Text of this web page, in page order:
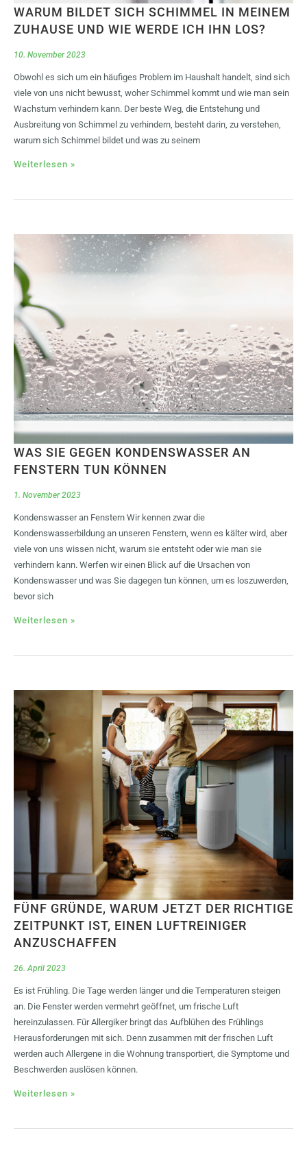
WARUM BILDET SICH SCHIMMEL IN MEINEM
ZUHAUSE UND WIE WERDE ICH IHN LOS?
10. November 2023
Obwohl es sich um ein häufiges Problem im Haushalt handelt, sind sich
viele von uns nicht bewusst, woher Schimmel kommt und wie man sein
Wachstum verhindern kann. Der beste Weg, die Entstehung und
Ausbreitung von Schimmel zu verhindern, besteht darin, zu verstehen,
warum sich Schimmel bildet und was zu seinem
Weiterlesen »
WAS SIE GEGEN KONDENSWASSER AN
FENSTERN TUN KÖNNEN
1. November 2023
Kondenswasser an Fenstern Wir kennen zwar die
Kondenswasserbildung an unseren Fenstern, wenn es kälter wird, aber
viele von uns wissen nicht, warum sie entsteht oder wie man sie
verhindern kann. Werfen wir einen Blick auf die Ursachen von
Kondenswasser und was Sie dagegen tun können, um es loszuwerden,
bevor sich
Weiterlesen »
FÜNF GRÜNDE, WARUM JETZT DER RICHTIGE
ZEITPUNKT IST, EINEN LUFTREINIGER
ANZUSCHAFFEN
26. April 2023
Es ist Frühling. Die Tage werden länger und die Temperaturen steigen
an. Die Fenster werden vermehrt geöffnet, um frische Luft
hereinzulassen. Für Allergiker bringt das Aufblühen des Frühlings
Herausforderungen mit sich. Denn zusammen mit der frischen Luft
werden auch Allergene in die Wohnung transportiert, die Symptome und
Beschwerden auslösen können.
Weiterlesen »